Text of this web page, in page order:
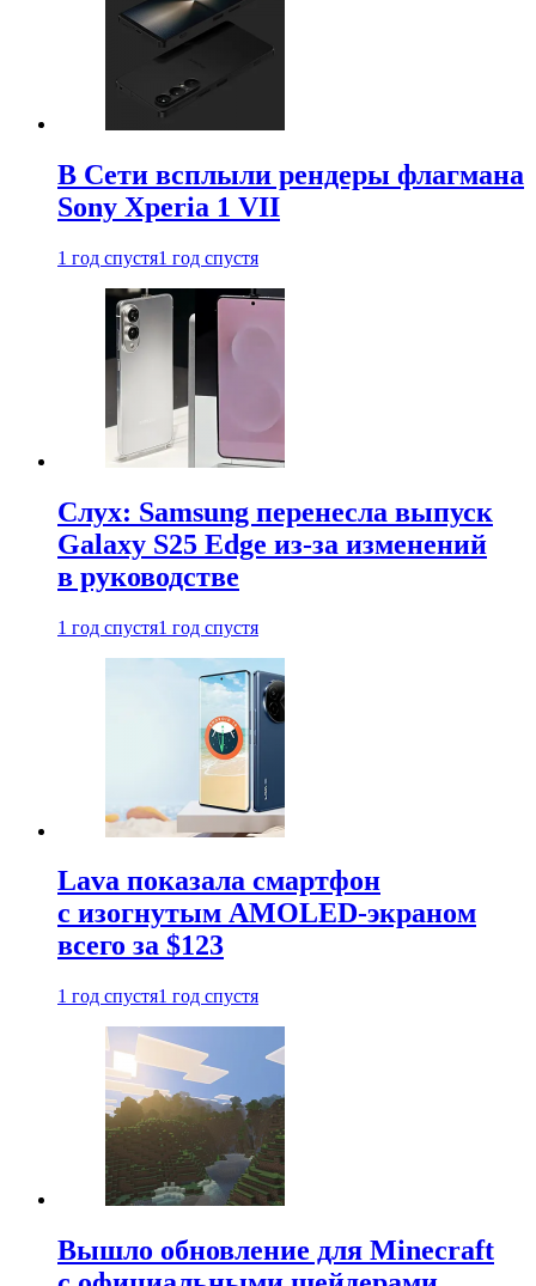
В Сети всплыли рендеры флагмана
Sony Xperia 1 VII
1 год спустя1 год спустя
Слух: Samsung перенесла выпуск
Galaxy S25 Edge из-за изменений
в руководстве
1 год спустя1 год спустя
Lava показала смартфон
с изогнутым AMOLED-экраном
всего за $123
1 год спустя1 год спустя
Вышло обновление для Minecraft